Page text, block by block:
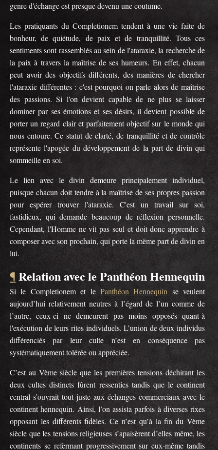
genre d'échange est presque devenu une coutume.
Les pratiquants du Completionem tendent à une vie faite de
bonheur, de quiétude, de paix et de tranquillité. Tous ces
sentiments sont rassemblés au sein de l'ataraxie, la recherche de
la paix à travers la maîtrise de ses humeurs. En effet, chacun
peut avoir des objectifs différents, des manières de chercher
l'ataraxie différentes : c'est pourquoi on parle alors de maîtrise
des passions. Si l'on devient capable de ne plus se laisser
dominer par ses émotions et ses désirs, il devient possible de
porter un regard clair et parfaitement objectif sur le monde qui
nous entoure. Ce statut de clarté, de tranquillité et de contrôle
représente l'apogée du développement de la part de divin qui
sommeille en soi.
Le lien avec le divin demeure principalement individuel,
puisque chacun doit tendre à la maîtrise de ses propres passion
pour espérer trouver l'ataraxie. C'est un travail sur soi,
fastidieux, qui demande beaucoup de réflexion personnelle.
Cependant, l'Homme ne vit pas seul et doit donc apprendre à
composer avec son prochain, qui porte la même part de divin en
lui.
¶ Relation avec le Panthéon Hennequin
Si le Completionem et le Panthéon Hennequin se veulent
aujourd’hui relativement neutres à l’égard de l’un comme de
l’autre, ceux-ci ne demeurent pas moins opposés quant-à
l'exécution de leurs rites individuels. L’union de deux individus
différenciés par leur culte n’est en conséquence pas
systématiquement tolérée ou appréciée.
C’est au Vème siècle que les premières tensions déchirant les
deux cultes distincts fûrent ressenties tandis que le continent
central s’ouvrait tout juste aux échanges commerciaux avec le
continent hennequin. Ainsi, l’on assista parfois à diverses rixes
opposant les différents fidèles. Ce n’est qu’à la fin du Vème
siècle que les tensions religieuses s’apaisèrent d’elles même, les
continents se refermant progressivement sur eux-même tandis